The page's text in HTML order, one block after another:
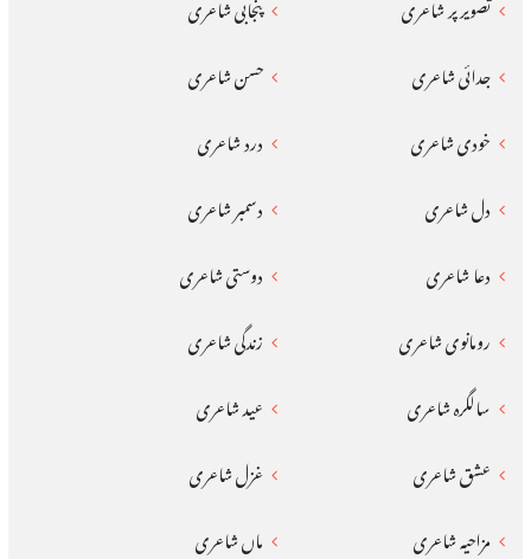
جدائی شاعری
حسن شاعری
خودی شاعری
درد شاعری
دل شاعری
دسمبر شاعری
دعا شاعری
دوستی شاعری
رومانوی شاعری
زندگی شاعری
سالگرہ شاعری
عید شاعری
عشق شاعری
غزل شاعری
مزاحیہ شاعری
ماں شاعری